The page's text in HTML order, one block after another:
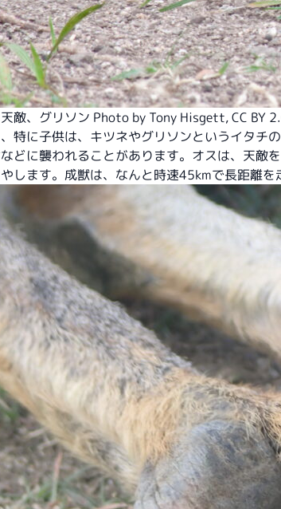
敵、グリソン Photo by Tony Hisgett,CC BY
特に子供は、キツネやグリソンというイタチ
どに襲われることがあります。オスは、天敵
します。成獣は、なんと時速45kmで長距離を